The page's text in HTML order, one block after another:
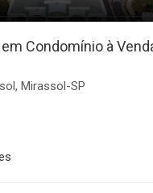
Condomínio à
Mirassol-SP